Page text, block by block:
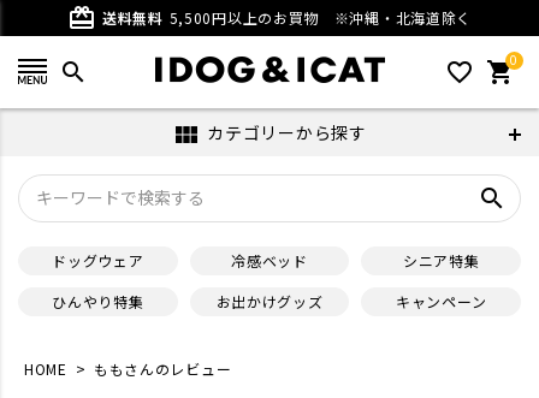
card_giftcard 送料無料 5,500円以上のお買物 ※沖縄・北海道除く
search favorite_outline 0
shopping_cart
view_module カテゴリーから探す
search
ドッグウェア 冷感ベッド
シニア特集
ひんやり特集
お出かけグッズ キャンペーン
HOME ももさんのレビュー